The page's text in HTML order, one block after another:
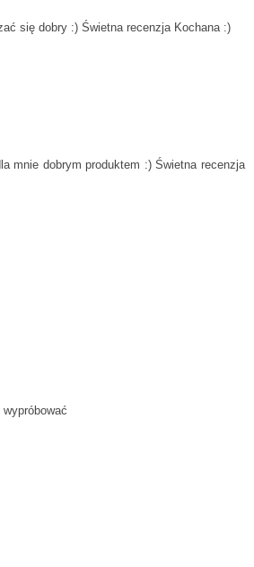
się dobry :) Świetna recenzja Kochana :)
mnie dobrym produktem :) Świetna recenzja